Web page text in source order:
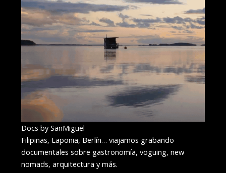
Docs by SanMiguel
Filipinas, Laponia, Berlín… viajamos grabando
documentales sobre gastronomía, voguing, new
nomads, arquitectura y más.